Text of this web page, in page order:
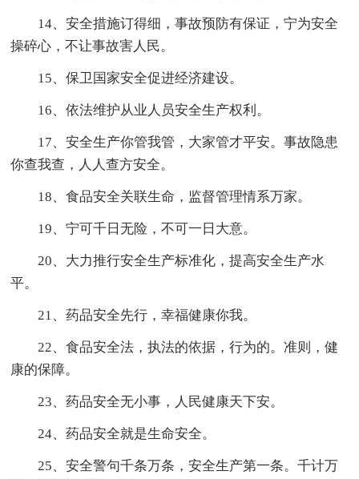
14、安全措施订得细，事故预防有保证，宁为安全
操碎心，不让事故害人民。
15、保卫国家安全促进经济建设。
16、依法维护从业人员安全生产权利。
17、安全生产你管我管，大家管才平安。事故隐患
你查我查，人人查方安全。
18、食品安全关联生命，监督管理情系万家。
19、宁可千日无险，不可一日大意。
20、大力推行安全生产标准化，提高安全生产水
平。
21、药品安全先行，幸福健康你我。
22、食品安全法，执法的依据，行为的。准则，健
康的保障。
23、药品安全无小事，人民健康天下安。
24、药品安全就是生命安全。
25、安全警句千条万条，安全生产第一条。千计万